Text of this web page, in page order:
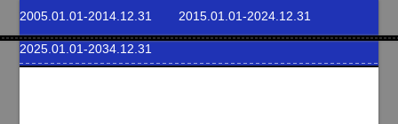
2005.01.01-2014.12.31 2015.01.01-2024.12.31
2025.01.01-2034.12.31